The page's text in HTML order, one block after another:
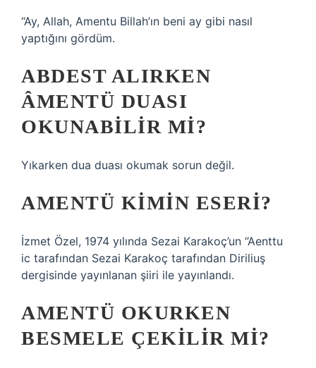
“Ay, Allah, Amentu Billah’ın beni ay gibi nasıl
yaptığını gördüm.
ABDEST ALIRKEN
ÂMENTÜ DUASI
OKUNABILIR MI?
Yıkarken dua duası okumak sorun değil.
AMENTÜ KIMIN ESERI?
İzmet Özel, 1974 yılında Sezai Karakoç’un “Aenttu
ic tarafından Sezai Karakoç tarafından Diriliuş
dergisinde yayınlanan şiiri ile yayınlandı.
AMENTÜ OKURKEN
BESMELE ÇEKILIR MI?